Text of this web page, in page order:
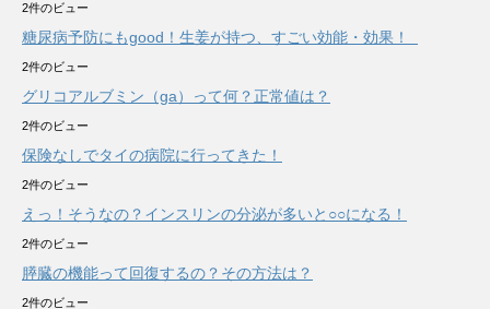
2件のビュー
糖尿病予防にもgood！生姜が持つ、すごい効能・効果！
2件のビュー
グリコアルブミン（ga）って何？正常値は？
2件のビュー
保険なしでタイの病院に行ってきた！
2件のビュー
えっ！そうなの？インスリンの分泌が多いと○○になる！
2件のビュー
膵臓の機能って回復するの？その方法は？
2件のビュー